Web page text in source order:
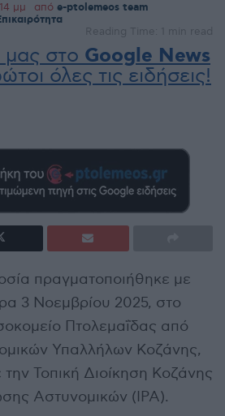
μμ από e-ptolemeos team
Reading Time: 1 min read
στο Google News
όλες τις ειδήσεις!
πραγματοποιήθηκε με
3 Νοεμβρίου 2025, στο
Πτολεμαΐδας από
Υπαλλήλων Κοζάνης,
Τοπική Διοίκηση Κοζάνης
Αστυνομικών (ΙΡΑ).